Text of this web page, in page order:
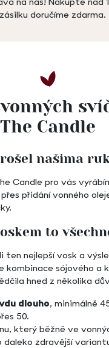
na nás! Nakupte nad
doručíme zdarma.
The Candle
našima
Candle pro vás
přidání vonného
to
ten nejlepší vosk a
kombinace sójového a
hned z několika
dlouho, minimálně
50.
který běžně ve
daleko zdravější